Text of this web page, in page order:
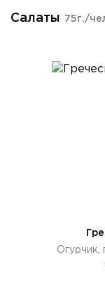
Салаты 75г./
Огурчик,